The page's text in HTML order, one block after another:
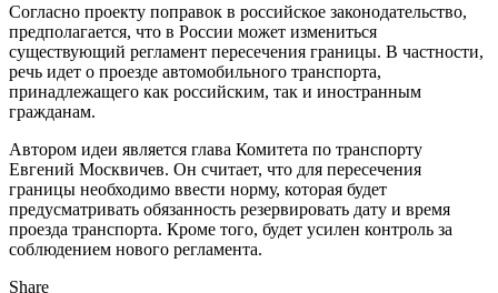
Согласно проекту поправок в российское законодательство,
предполагается, что в России может измениться
существующий регламент пересечения границы. В частности,
речь идет о проезде автомобильного транспорта,
принадлежащего как российским, так и иностранным
гражданам.
Автором идеи является глава Комитета по транспорту
Евгений Москвичев. Он считает, что для пересечения
границы необходимо ввести норму, которая будет
предусматривать обязанность резервировать дату и время
проезда транспорта. Кроме того, будет усилен контроль за
соблюдением нового регламента.
Share